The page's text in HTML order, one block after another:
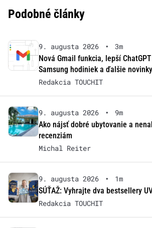
Podobné články
9. augusta 2026 •
3m
Nová Gmail funkcia, lepší
Samsung hodiniek a ďalšie
Redakcia TOUCHIT
9. augusta 2026 •
9m
Ako nájsť dobré ubytovanie a
recenziám
Michal Reiter
9. augusta 2026 •
1m
SÚŤAŽ: Vyhrajte dva bestsellery
Redakcia TOUCHIT